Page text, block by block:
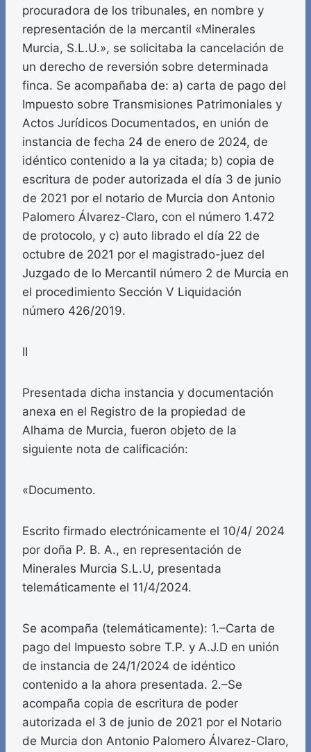
procuradora de los tribunales, en nombre y
representación de la mercantil «Minerales
Murcia, S.L.U.», se solicitaba la cancelación de
un derecho de reversión sobre determinada
finca. Se acompañaba de: a) carta de pago del
Impuesto sobre Transmisiones Patrimoniales y
Actos Jurídicos Documentados, en unión de
instancia de fecha 24 de enero de 2024, de
idéntico contenido a la ya citada; b) copia de
escritura de poder autorizada el día 3 de junio
de 2021 por el notario de Murcia don Antonio
Palomero Álvarez-Claro, con el número 1.472
de protocolo, y c) auto librado el día 22 de
octubre de 2021 por el magistrado-juez del
Juzgado de lo Mercantil número 2 de Murcia en
el procedimiento Sección V Liquidación
número 426/2019.
II
Presentada dicha instancia y documentación
anexa en el Registro de la propiedad de
Alhama de Murcia, fueron objeto de la
siguiente nota de calificación:
«Documento.
Escrito firmado electrónicamente el 10/4/ 2024
por doña P. B. A., en representación de
Minerales Murcia S.L.U, presentada
telemáticamente el 11/4/2024.
Se acompaña (telemáticamente): 1.–Carta de
pago del Impuesto sobre T.P. y A.J.D en unión
de instancia de 24/1/2024 de idéntico
contenido a la ahora presentada. 2.–Se
acompaña copia de escritura de poder
autorizada el 3 de junio de 2021 por el Notario
de Murcia don Antonio Palomero Álvarez-Claro,